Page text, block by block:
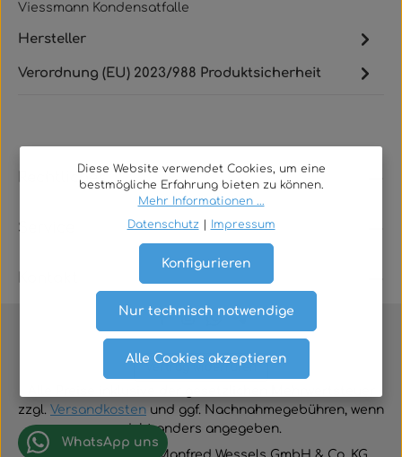
Viessmann Kondensatfalle
Hersteller
Verordnung (EU) 2023/988 Produktsicherheit
Rechtliches
Service
Vertrag widerrufen
zzgl. Versandkosten und ggf. Nachnahmegebühren, wenn
nicht anders angegeben.
WhatsApp uns
Diese Website verwendet Cookies, um eine
bestmögliche Erfahrung bieten zu können.
Mehr Informationen ...
Datenschutz
Impressum
Nur technisch notwendige
Konfigurieren
Alle Cookies akzeptieren